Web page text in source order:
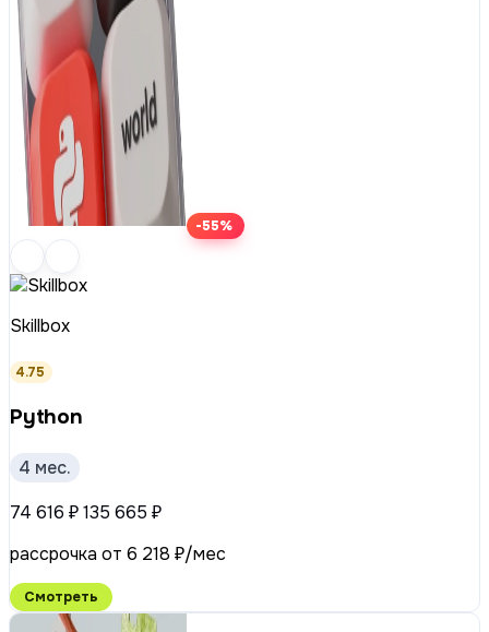
-55%
Skillbox
4.75
Python
4 мес.
74 616 ₽135 665 ₽
рассрочка от 6 218 ₽/мес
Смотреть